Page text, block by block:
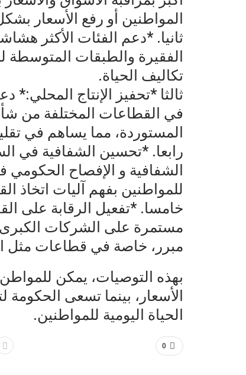
المواطنين أو رفع الأسعار
ثانيا. *دعم الفئات الأكثر
الفقيرة والطبقات المتوسطة
تكاليف الحياة.
ثالثا *تحفيز الإنتاج
في القطاعات المختلفة من
المستوردة، مما يساهم في
رابعا. *تحسين الشفافية في
الشفافية و الإفصاح الحكومي
للمواطنين بفهم آليات اتخاذ
خامسا. *تفعيل الرقابة على
مستمرة على الشركات
مبرر، خاصة في قطاعات مثل
بهذه التوصيات، يمكن
الأسعار، بينما تسعى
الحياة اليومية للمواطنين.
0